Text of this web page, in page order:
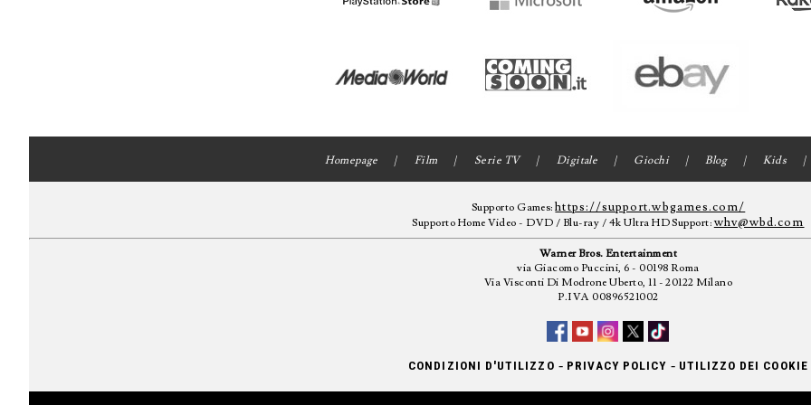
Homepage Film Serie TV Digitale Giochi Blog Kids
Supporto Games:https://support.wbgames.com/
Supporto Home Video - DVD / Blu-ray / 4k Ultra HD Support:whv@wbd.com
Warner Bros. Entertainment
via Giacomo Puccini, 6 - 00198 Roma
Via Visconti Di Modrone Uberto, 11 - 20122 Milano
P.IVA 00896521002
CONDIZIONI D'UTILIZZO - PRIVACY POLICY - UTILIZZO DEI COOKIE